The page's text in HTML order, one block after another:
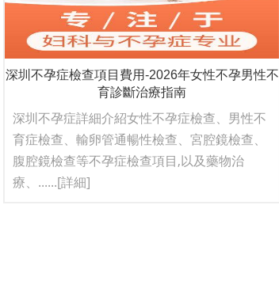
深圳不孕症檢查項目費用-2026年女性不孕男性不
育診斷治療指南
深圳不孕症詳細介紹女性不孕症檢查、男性不
育症檢查、輸卵管通暢性檢查、宮腔鏡檢查、
腹腔鏡檢查等不孕症檢查項目,以及藥物治
療、......[詳細]